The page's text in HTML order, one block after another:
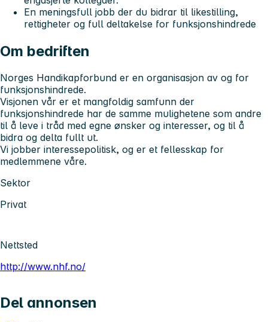
En meningsfull jobb der du bidrar til likestilling,
rettigheter og full deltakelse for funksjonshindrede
Om bedriften
Norges Handikapforbund er en organisasjon av og for
funksjonshindrede.
Visjonen vår er et mangfoldig samfunn der
funksjonshindrede har de samme mulighetene som andre
til å leve i tråd med egne ønsker og interesser, og til å
bidra og delta fullt ut.
Vi jobber interessepolitisk, og er et fellesskap for
medlemmene våre.
Sektor
Privat
Nettsted
http://www.nhf.no/
Del annonsen